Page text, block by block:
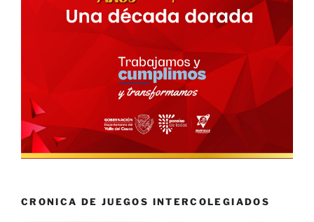
CRONICA DE JUEGOS INTERCOLEGIADOS